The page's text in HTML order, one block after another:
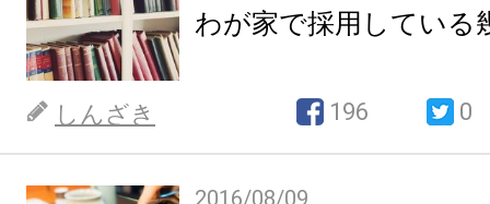
わが家で採用している
しんざき 196 0
2016/08/09